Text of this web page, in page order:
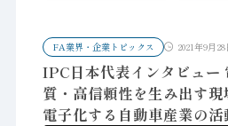
FA業界・企業トピックス 2021年9月28
IPC日本代表インタビュー
質・高信頼性を生み出す
電子化する自動車産業の活